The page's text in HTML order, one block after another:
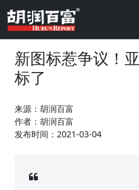
新图标惹争议！
标了
来源：胡润百富
作者：胡润百富
发布时间：2021-03-04